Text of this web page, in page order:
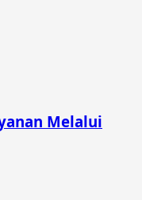
Melalui